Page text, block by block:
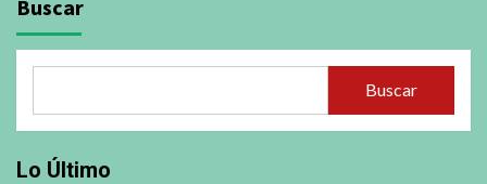
Buscar
Buscar
Lo Último